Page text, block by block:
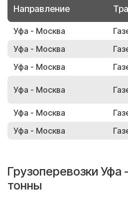
Направление
Уфа - Москва
Уфа - Москва
Уфа - Москва
Уфа - Москва
Уфа - Москва
Уфа - Москва
Грузоперевозки Уфа
тонны